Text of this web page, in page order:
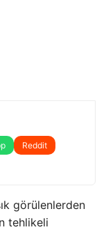
Reddit
görülenlerden
tehlikeli